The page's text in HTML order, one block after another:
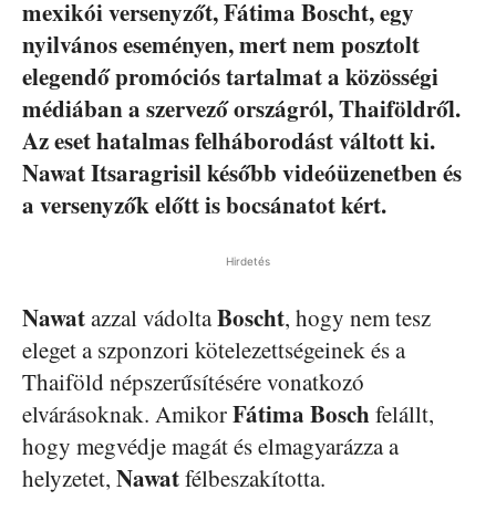
mexikói versenyzőt, Fátima Boscht, egy
nyilvános eseményen, mert nem posztolt
elegendő promóciós tartalmat a közösségi
médiában a szervező országról, Thaiföldről.
Az eset hatalmas felháborodást váltott ki.
Nawat Itsaragrisil később videóüzenetben és
a versenyzők előtt is bocsánatot kért.
Hirdetés
Nawatazzal vádoltaBoscht, hogy nem tesz
eleget a szponzori kötelezettségeinek és a
Thaiföld népszerűsítésére vonatkozó
elvárásoknak. AmikorFátima Boschfelállt,
hogy megvédje magát és elmagyarázza a
helyzetet, Nawatfélbeszakította.